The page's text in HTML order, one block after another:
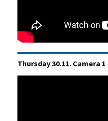
Thursday 30.11. Camera 1